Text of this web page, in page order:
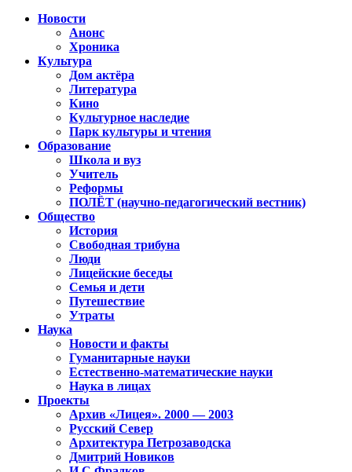
Новости
Анонс
Хроника
Культура
Дом актёра
Литература
Кино
Культурное наследие
Парк культуры и чтения
Образование
Школа и вуз
Учитель
Реформы
ПОЛЁТ (научно-педагогический вестник)
Общество
История
Свободная трибуна
Люди
Лицейские беседы
Семья и дети
Путешествие
Утраты
Наука
Новости и факты
Гуманитарные науки
Естественно-математические науки
Наука в лицах
Проекты
Архив «Лицея». 2000 — 2003
Русский Север
Архитектура Петрозаводска
Дмитрий Новиков